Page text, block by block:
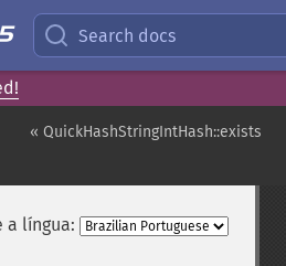
Search docs
« QuickHashStringIntHash::exists
a língua: